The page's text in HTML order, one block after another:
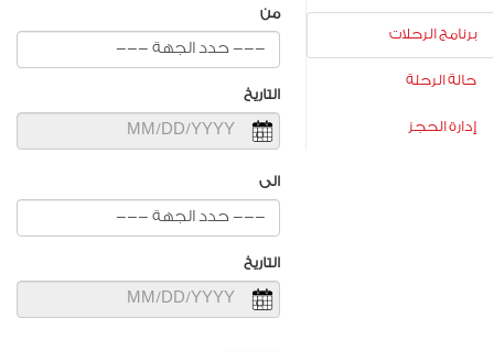
برنامج الرحلات
حالة الرحلة
إدارة الحجز
من
التاريخ
الى
التاريخ